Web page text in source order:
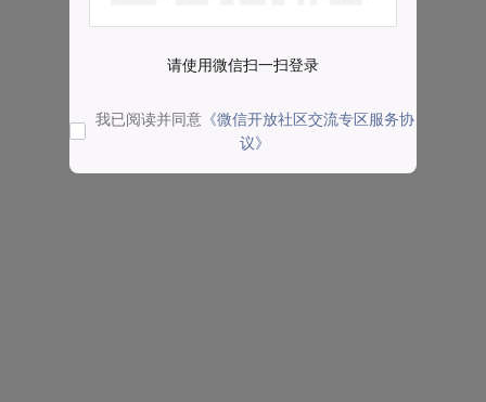
请使用微信扫一扫登录
我已阅读并同意 《微信开放社区交流专区服务协
议》